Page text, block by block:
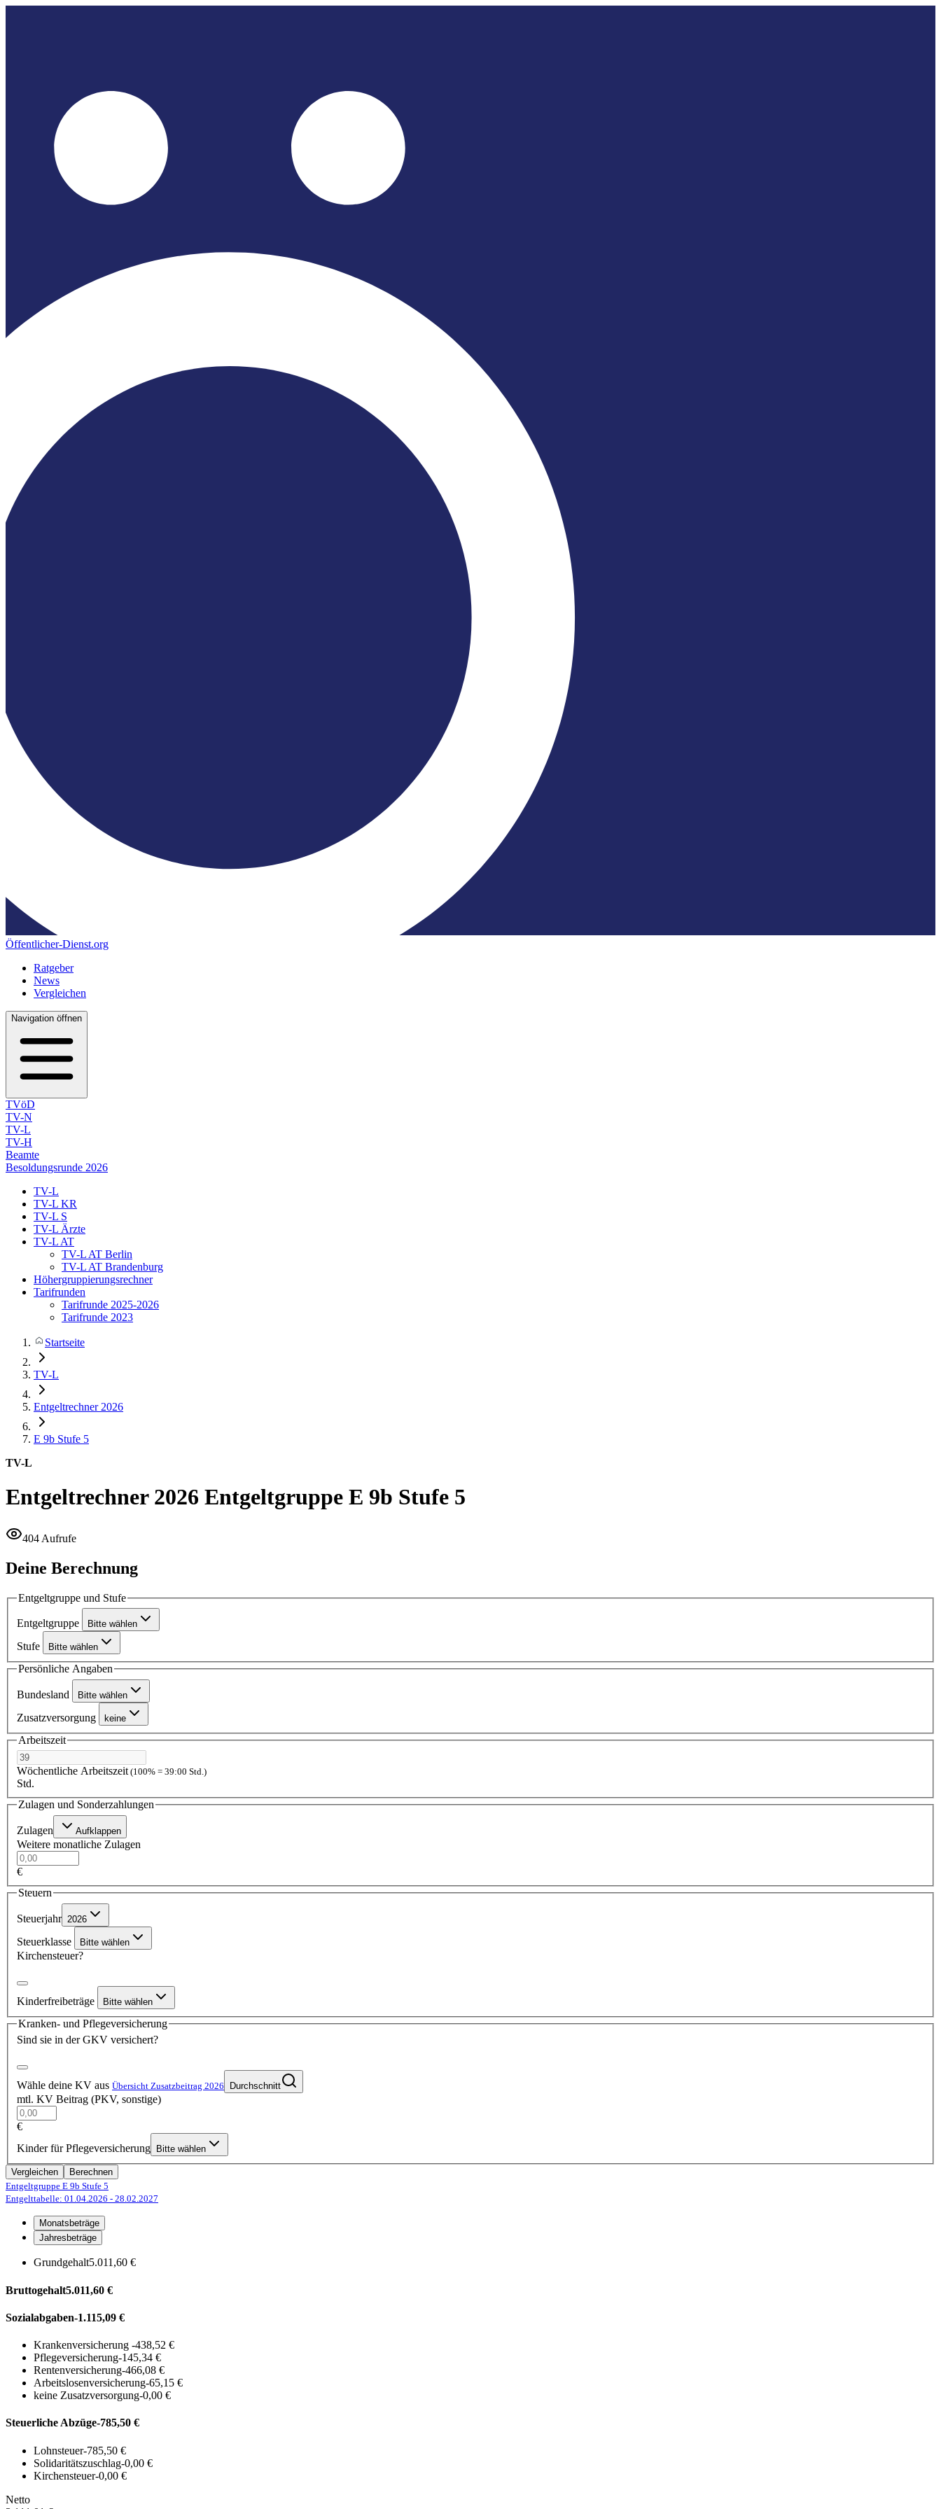
Öffentlicher-Dienst.org
Ratgeber
News
Vergleichen
Navigation öffnen
TVöD
TV-N
TV-L
TV-H
Beamte
Besoldungsrunde 2026
TV-L
TV-L KR
TV-L S
TV-L Ärzte
TV-L AT
TV-L AT Berlin
TV-L AT Brandenburg
Höhergruppierungsrechner
Tarifrunden
Tarifrunde 2025-2026
Tarifrunde 2023
Startseite
TV-L
Entgeltrechner 2026
E 9b Stufe 5
TV-L
Entgeltrechner 2026 Entgeltgruppe E 9b Stufe 5
404 Aufrufe
Deine Berechnung
Entgeltgruppe und Stufe
Entgeltgruppe Bitte wählen
Stufe Bitte wählen
Persönliche Angaben
Bundesland Bitte wählen
Zusatzversorgung keine
Arbeitszeit
Wöchentliche Arbeitszeit(100% = 39:00 Std.)
Std.
Zulagen und Sonderzahlungen
Zulagen Aufklappen
Weitere monatliche Zulagen
€
Steuern
Steuerjahr 2026
Steuerklasse Bitte wählen
Kirchensteuer?
Kinderfreibeträge Bitte wählen
Kranken- und Pflegeversicherung
Sind sie in der GKV versichert?
Wähle deine KV aus Übersicht Zusatzbeitrag 2026 Durchschnitt
mtl. KV Beitrag (PKV, sonstige)
€
Kinder für Pflegeversicherung
Bitte wählen
Vergleichen
Berechnen
Entgeltgruppe E 9b Stufe 5
Entgelttabelle: 01.04.2026 - 28.02.2027
Monatsbeträge
Jahresbeträge
Grundgehalt5.011,60 €
Bruttogehalt5.011,60 €
Sozialabgaben-1.115,09 €
Krankenversicherung -438,52 €
Pflegeversicherung-145,34 €
Rentenversicherung-466,08 €
Arbeitslosenversicherung-65,15 €
keine Zusatzversorgung-0,00 €
Steuerliche Abzüge-785,50 €
Lohnsteuer-785,50 €
Solidaritätszuschlag-0,00 €
Kirchensteuer-0,00 €
Netto